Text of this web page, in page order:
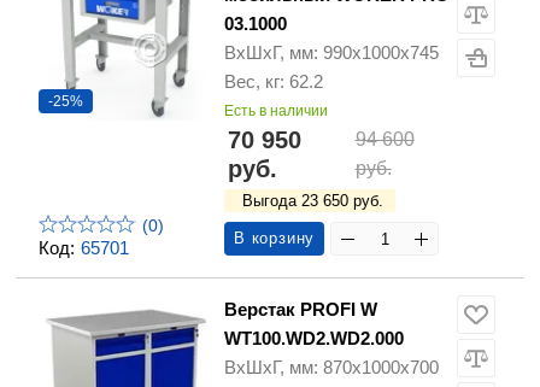
Код: 65701
-25%
(0)
03.1000
ВхШхГ, мм: 990х1000х745
Вес, кг: 62.2
Есть в наличии
70 950
руб.
94 600
руб.
Выгода 23 650 руб.
В корзину
Верстак PROFI W
WT100.WD2.WD2.000
ВхШхГ, мм: 870х1000х700